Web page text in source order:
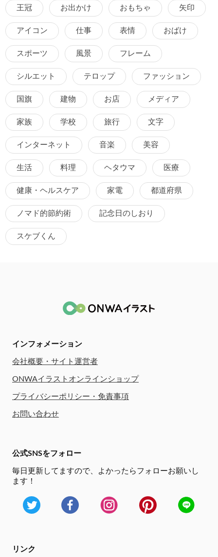
王冠 お出かけ おもちゃ 矢印
アイコン 仕事 表情 おばけ
スポーツ 風景 フレーム
シルエット テロップ ファッション
国旗 建物 お店 メディア
家族 学校 旅行 文字
インターネット 音楽 美容
生活 料理 ヘタウマ 医療
健康・ヘルスケア 家電 都道府県
ノマド的節約術 記念日のしおり
スケブくん
インフォメーション
会社概要・サイト運営者
ONWAイラストオンラインショップ
プライバシーポリシー・免責事項
お問い合わせ
公式SNSをフォロー
毎日更新してますので、
よかったらフォローお願いし
ます！
リンク